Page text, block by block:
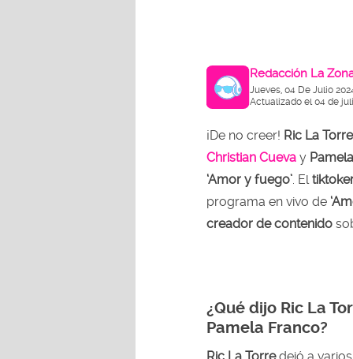
Redacción La
Jueves, 04 De Julio
Actualizado el 04 de
¡De no creer! Ric La
Christian Cueva y
‘Amor y fuego’ . El
programa en vivo de
creador de contenido
¿Qué dijo Ric La
Pamela Franco?
Ric La Torredejó a